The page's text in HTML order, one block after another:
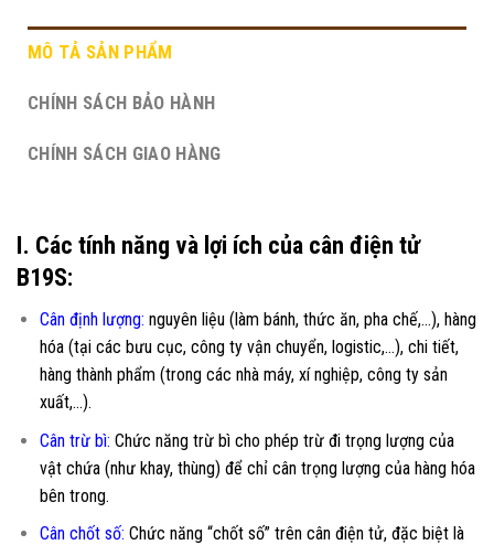
MÔ TẢ SẢN PHẨM
CHÍNH SÁCH BẢO HÀNH
CHÍNH SÁCH GIAO HÀNG
I. Các tính năng và lợi ích của cân điện tử
B19S:
Cân định lượng: nguyên liệu (làm bánh, thức ăn, pha chế,…), hàng
hóa (tại các bưu cục, công ty vận chuyển, logistic,…), chi tiết,
hàng thành phẩm (trong các nhà máy, xí nghiệp, công ty sản
xuất,…).
Cân trừ bì: Chức năng trừ bì cho phép trừ đi trọng lượng của
vật chứa (như khay, thùng) để chỉ cân trọng lượng của hàng hóa
bên trong.
Cân chốt số: Chức năng “chốt số” trên cân điện tử, đặc biệt là